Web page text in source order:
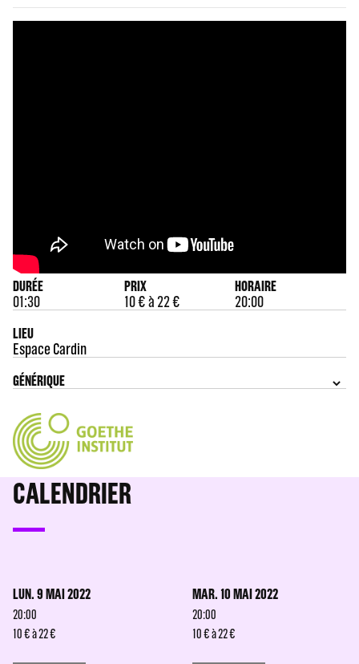
DURÉE
01:30
PRIX
10 € à 22 €
HORAIRE
20:00
LIEU
Espace Cardin
GÉNÉRIQUE
CALENDRIER
LUN. 9 MAI 2022
20:00
10 € à 22 €
MAR. 10 MAI 2022
20:00
10 € à 22 €